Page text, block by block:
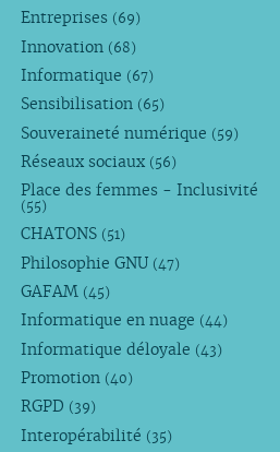
Entreprises (69)
Innovation (68)
Informatique (67)
Sensibilisation (65)
Souveraineté numérique (59)
Réseaux sociaux (56)
Place des femmes - Inclusivité
(55)
CHATONS (51)
Philosophie GNU (47)
GAFAM (45)
Informatique en nuage (44)
Informatique déloyale (43)
Promotion (40)
RGPD (39)
Interopérabilité (35)